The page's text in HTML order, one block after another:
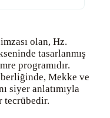
olan, Hz.
tasarlanmış
programıdır.
Mekke ve
siyer anlatımıyla
tecrübedir.